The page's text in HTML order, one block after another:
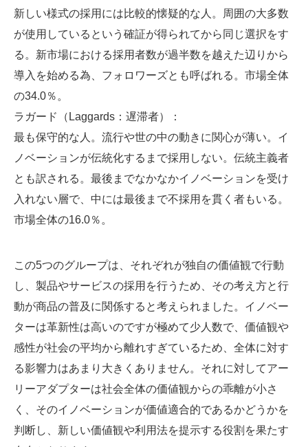
新しい様式の採用には比較的懐疑的な人。周囲の大多数
が使用しているという確証が得られてから同じ選択をす
る。新市場における採用者数が過半数を越えた辺りから
導入を始める為、フォロワーズとも呼ばれる。市場全体
の34.0％。
ラガード（Laggards：遅滞者）：
最も保守的な人。流行や世の中の動きに関心が薄い。イ
ノベーションが伝統化するまで採用しない。伝統主義者
とも訳される。最後までなかなかイノベーションを受け
入れない層で、中には最後まで不採用を貫く者もいる。
市場全体の16.0％。
この5つのグループは、それぞれが独自の価値観で行動
し、製品やサービスの採用を行うため、その考え方と行
動が商品の普及に関係すると考えられました。イノベー
ターは革新性は高いのですが極めて少人数で、価値観や
感性が社会の平均から離れすぎているため、全体に対す
る影響力はあまり大きくありません。それに対してアー
リーアダプターは社会全体の価値観からの乖離が小さ
く、そのイノベーションが価値適合的であるかどうかを
判断し、新しい価値観や利用法を提示する役割を果たす